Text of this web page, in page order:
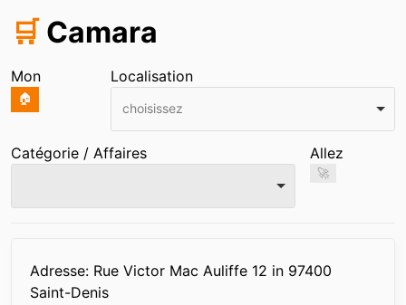
🛒 Camara
Mon
🏠
Localisation
choisissez
Catégorie / Affaires Allez
🚀
Adresse: Rue Victor Mac Auliffe 12 in 97400
Saint-Denis